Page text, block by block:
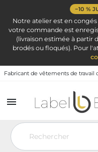
−10 %
Notre atelier est en congés
votre commande est
(livraison estimée à partir
brodés ou floqués). Pour
Fabricant de vêtements de travail

Vêtement de travail